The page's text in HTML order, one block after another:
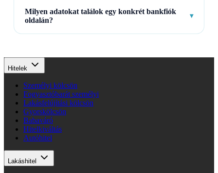
Milyen adatokat találok egy konkrét bankfiók
oldalán?
▾
Hitelek
Személyi kölcsön
Fogyasztóbarát személyi
Lakásfelújítási kölcsön
Gyorskölcsön
Babaváró
Hitelkiváltás
Autóhitel
Lakáshitel